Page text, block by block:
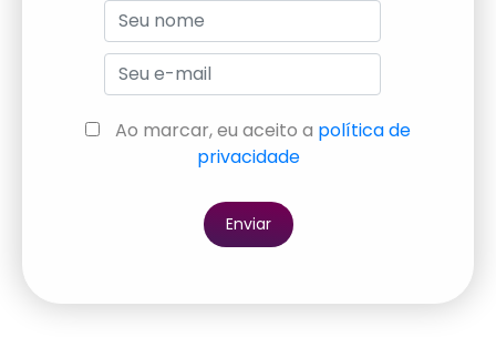
Ao marcar, eu aceito a política de
privacidade